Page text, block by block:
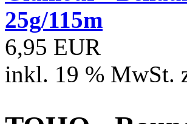
25g/115m
6,95 EUR
inkl. 19 % MwSt.